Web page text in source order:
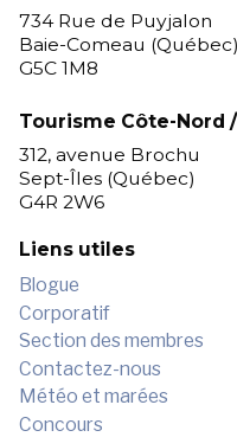
734 Rue de Puyjalon
Baie-Comeau (Québec)
G5C 1M8
Tourisme Côte-Nord
312, avenue Brochu
Sept-Îles (Québec)
G4R 2W6
Liens utiles
Blogue
Corporatif
Section des membres
Contactez-nous
Météo et marées
Concours